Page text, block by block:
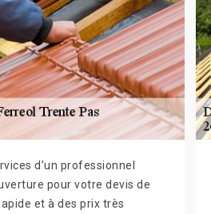
d’un professionnel
pour votre devis de
et à des prix très